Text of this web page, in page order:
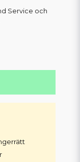
Service och